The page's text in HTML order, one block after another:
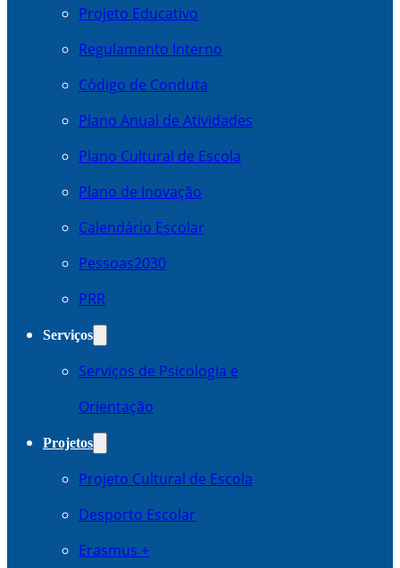
Projeto Educativo
Regulamento Interno
Código de Conduta
Plano Anual de Atividades
Plano Cultural de Escola
Plano de Inovação
Calendário Escolar
Pessoas2030
PRR
Serviços
Serviços de Psicologia e
Orientação
Projetos
Projeto Cultural de Escola
Desporto Escolar
Erasmus +